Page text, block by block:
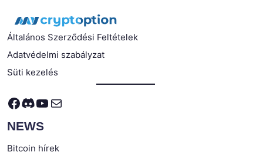
Általános Szerződési Feltételek
Adatvédelmi szabályzat
Süti kezelés
Facebook
Discord
YouTube
Mail
NEWS
Bitcoin hírek